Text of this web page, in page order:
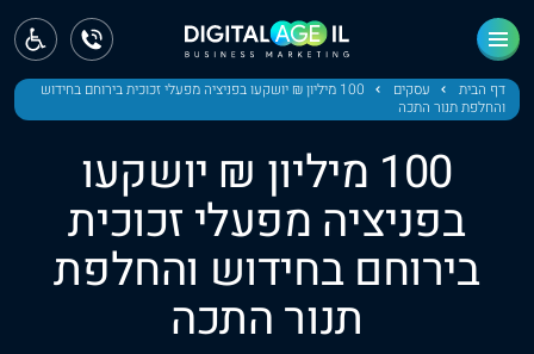
דף הבית עסקים
100 מיליון ₪ יושקעו בפניציה מפעלי זכוכית בירוחם בחידוש
והחלפת תנור התכה
100 מיליון ₪ יושקעו
בפניציה מפעלי זכוכית
בירוחם בחידוש והחלפת
תנור התכה
ראשי
חדשות
מחוז חיפה
מחוז מרכז
מחוז דרום